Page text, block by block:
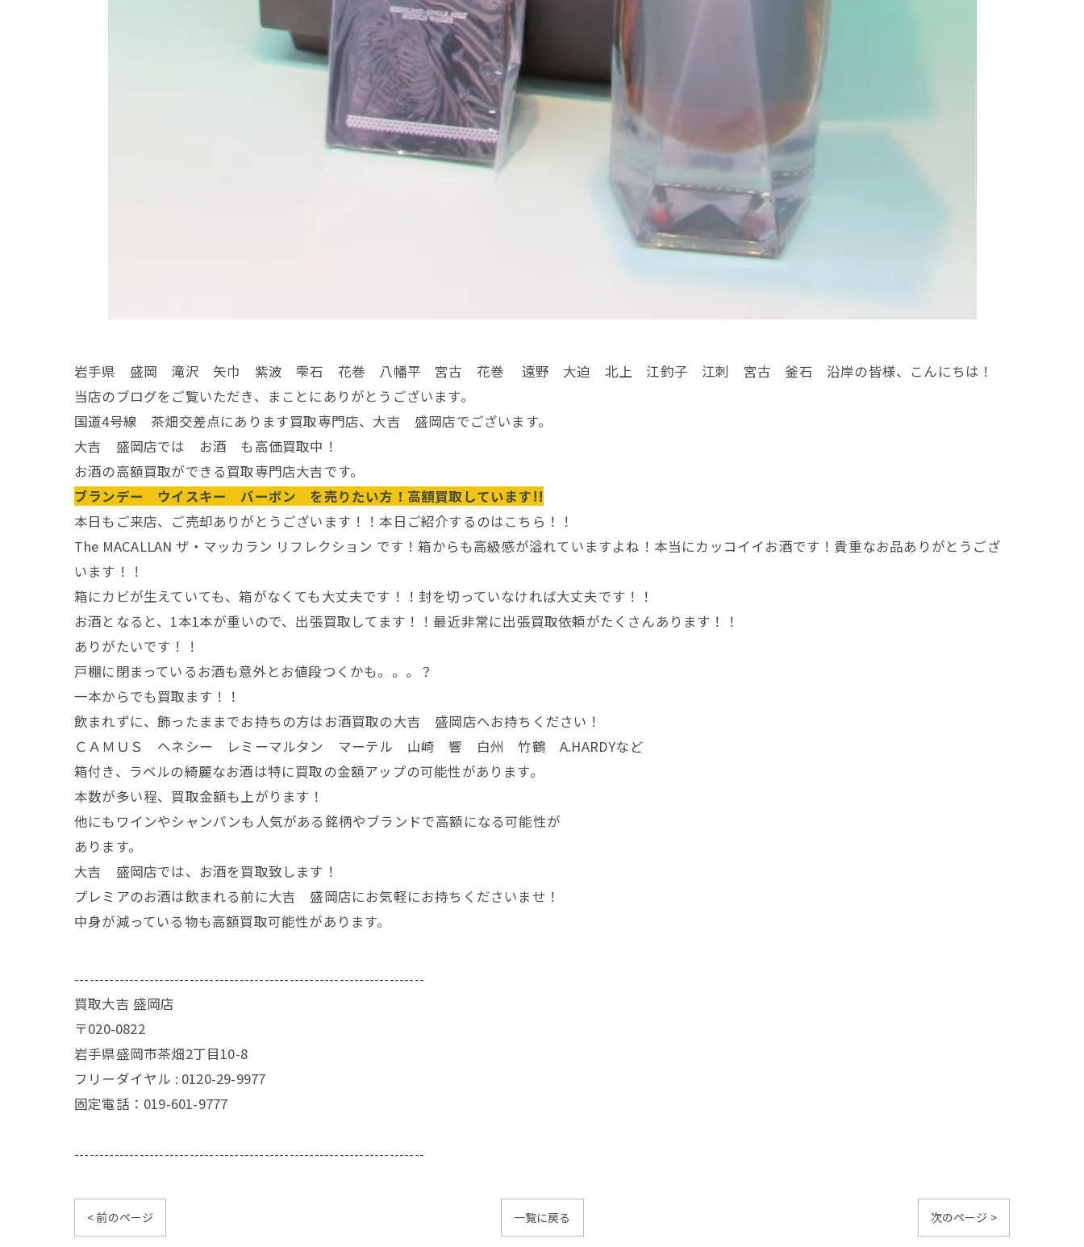
岩手県 盛岡 滝沢 矢巾 紫波 雫石 花巻 八幡平 宮古 花巻 遠野 大迫 北上 江釣子 江刺 宮古 釜石 沿岸の皆様、こんにちは！
当店のブログをご覧いただき、まことにありがとうございます。
国道4号線 茶畑交差点にあります買取専門店、大吉 盛岡店でございます。
大吉 盛岡店では お酒 も高価買取中！
お酒の高額買取ができる買取専門店大吉です。
ブランデー ウイスキー バーボン を売りたい方！高額買取しています!!
本日もご来店、ご売却ありがとうございます！！本日ご紹介するのはこちら！！
The MACALLAN ザ・マッカラン リフレクション です！箱からも高級感が溢れていますよね！本当にカッコイイお酒です！貴重なお品ありがとうござ
います！！
箱にカビが生えていても、箱がなくても大丈夫です！！封を切っていなければ大丈夫です！！
お酒となると、1本1本が重いので、出張買取してます！！最近非常に出張買取依頼がたくさんあります！！
ありがたいです！！
戸棚に閉まっているお酒も意外とお値段つくかも。。。？
一本からでも買取ます！！
飲まれずに、飾ったままでお持ちの方はお酒買取の大吉 盛岡店へお持ちください！
ＣＡＭＵＳ ヘネシー レミーマルタン マーテル 山崎 響 白州 竹鶴 A.HARDYなど
箱付き、ラベルの綺麗なお酒は特に買取の金額アップの可能性があります。
本数が多い程、買取金額も上がります！
他にもワインやシャンパンも人気がある銘柄やブランドで高額になる可能性が
あります。
大吉 盛岡店では、お酒を買取致します！
プレミアのお酒は飲まれる前に大吉 盛岡店にお気軽にお持ちくださいませ！
中身が減っている物も高額買取可能性があります。
----------------------------------------------------------------------
買取大吉 盛岡店
〒020-0822
岩手県盛岡市茶畑2丁目10-8
フリーダイヤル : 0120-29-9977
固定電話：019-601-9777
----------------------------------------------------------------------
< 前のページ 一覧に戻る 次のページ >